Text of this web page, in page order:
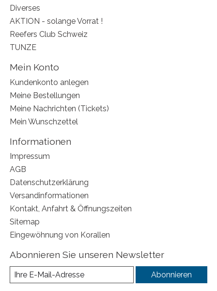
Diverses
AKTION - solange Vorrat !
Reefers Club Schweiz
TUNZE
Mein Konto
Kundenkonto anlegen
Meine Bestellungen
Meine Nachrichten (Tickets)
Mein Wunschzettel
Informationen
Impressum
AGB
Datenschutzerklärung
Versandinformationen
Kontakt, Anfahrt & Öffnungszeiten
Sitemap
Eingewöhnung von Korallen
Abonnieren Sie unseren Newsletter
Abonnieren